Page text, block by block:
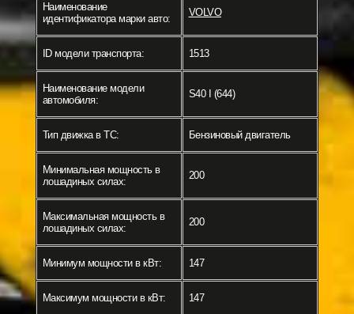
Наименование
идентификатора марки авто:
VOLVO
ID модели транспорта: 1513
Наименование модели
автомобиля:
S40 I (644)
Тип движка в ТС: Бензиновый двигатель
Минимальная мощность в
лошадиных силах:
200
Максимальная мощность в
лошадиных силах:
200
Минимум мощности в кВт: 147
Максимум мощности в кВт: 147